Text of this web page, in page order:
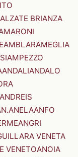
ALZATE BRIANZA
AMBLARAMEGLIA
AMPEZZO
ANDALIANDALO
ANDREIS
ANELAANFO
ANGRI
VENETA
VENETOANOIA